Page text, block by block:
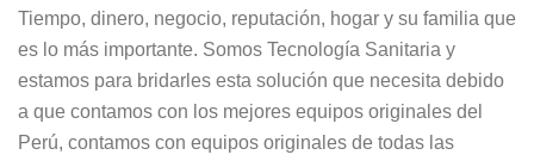
Tiempo, dinero, negocio, reputación, hogar y su familia que
es lo más importante. Somos Tecnología Sanitaria y
estamos para bridarles esta solución que necesita debido
a que contamos con los mejores equipos originales del
Perú, contamos con equipos originales de todas las